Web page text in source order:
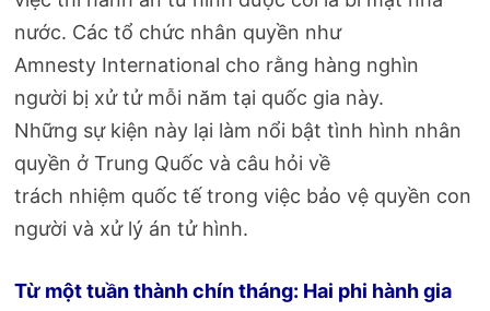
nước. Các tổ chức nhân quyền như
Amnesty International cho rằng hàng nghìn
người bị xử tử mỗi năm tại quốc gia này.
Những sự kiện này lại làm nổi bật tình hình nhân
quyền ở Trung Quốc và câu hỏi về
trách nhiệm quốc tế trong việc bảo vệ quyền con
người và xử lý án tử hình.
Từ một tuần thành chín tháng: Hai phi hành gia